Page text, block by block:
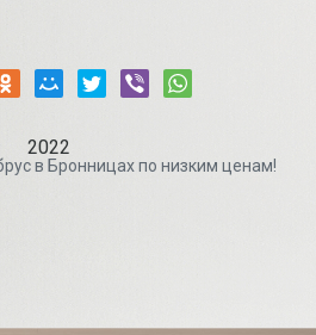
2022
в Бронницах по низким ценам!